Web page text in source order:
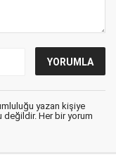
yazan kişiye
değildir. Her bir yorum